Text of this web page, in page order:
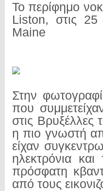
Το περίφημο
Liston, στις
Maine
Στην
που
στις
η πιο γνωστή
είχαν
ηλεκτρόνια
πρόσφατη
από τους